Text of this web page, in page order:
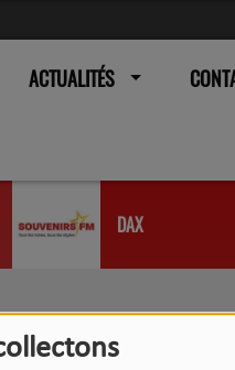
ACTUALITÉS
DAX